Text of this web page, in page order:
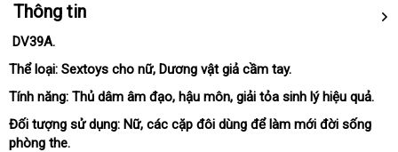
Thông tin
DV39A.
Thể loại: Sextoys cho nữở
đâu
uy
tín
, Dương vật giả cầm tay.
Tính năng: Thủ dâm âm đạohướng
dẫn
, hậu môncó
mua
, giải tỏa sinh lý hiệu quả.
Đối tượng sử dụng: Nữxưởng
, mới
các cặp đôi dùng thống
để làm mới đời sống
phòng the.